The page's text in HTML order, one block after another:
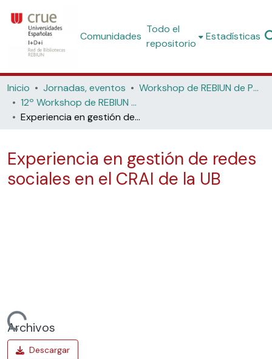
Comunidades
Todo el
repositorio
Estadísticas
Inicio Jornadas, eventos
Workshop de REBIUN de Proyectos Digitales
12º Workshop de REBIUN de Proyectos Digitales: Redes sociales y experiencias en bibliotecas web 2.0 (Universidad de Lleida, 2013)
Experiencia en gestión de redes sociales en el CRAI de la UB
Experiencia en gestión de redes
sociales en el CRAI de la UB
Archivos